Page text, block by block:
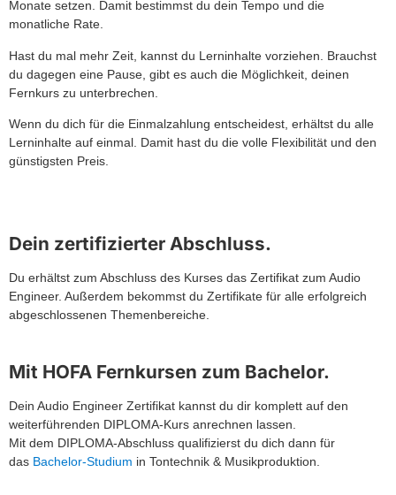
Monate setzen. Damit bestimmst du dein Tempo und die
monatliche Rate.
Hast du mal mehr Zeit, kannst du Lerninhalte vorziehen. Brauchst
du dagegen eine Pause, gibt es auch die Möglichkeit, deinen
Fernkurs zu unterbrechen.
Wenn du dich für die Einmalzahlung entscheidest, erhältst du alle
Lerninhalte auf einmal. Damit hast du die volle Flexibilität und den
günstigsten Preis.
Dein zertifizierter Abschluss.
Du erhältst zum Abschluss des Kurses das Zertifikat zum Audio
Engineer. Außerdem bekommst du Zertifikate für alle erfolgreich
abgeschlossenen Themenbereiche.
Mit HOFA Fernkursen zum Bachelor.
Dein Audio Engineer Zertifikat kannst du dir komplett auf den
weiterführenden DIPLOMA-Kurs anrechnen lassen.
Mit dem DIPLOMA-Abschluss qualifizierst du dich dann für
das Bachelor-Studium in Tontechnik & Musikproduktion.